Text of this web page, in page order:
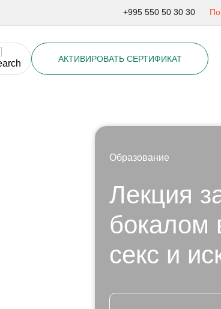
+995 550 50 30 30
АКТИВИРОВАТЬ СЕРТИФИКАТ
Образование
Лекция
бокалом
секс и